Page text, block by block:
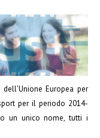
Europea per
per il periodo 2014-
un unico nome, tutti i